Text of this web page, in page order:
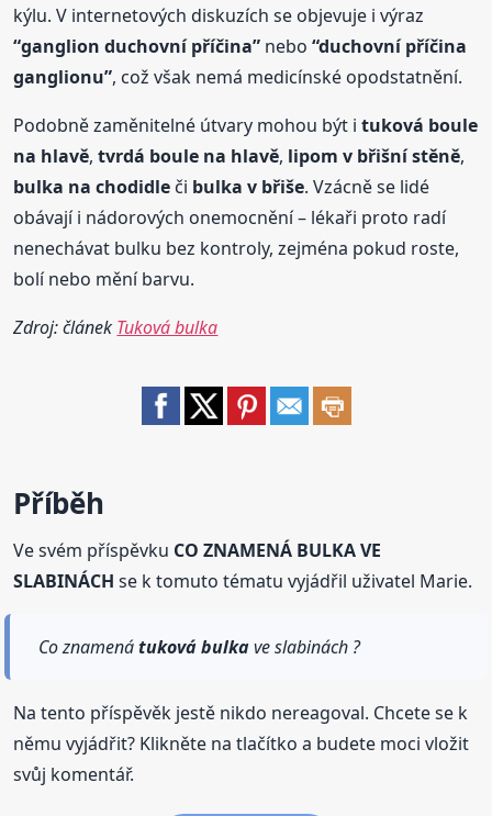
kýlu. V internetových diskuzích se objevuje i výraz
“ganglion duchovní příčina” nebo“duchovní příčina
ganglionu”, což však nemá medicínské opodstatnění.
Podobně zaměnitelné útvary mohou být ituková boule
na hlavě,tvrdá boule na hlavě, lipom v břišní stěně,
bulka na chodidle či bulka v břiše. Vzácně se lidé
obávají i nádorových onemocnění – lékaři proto radí
nenechávat bulku bez kontroly, zejména pokud roste,
bolí nebo mění barvu.
Zdroj: článek Tuková bulka
Příběh
Ve svém příspěvku CO ZNAMENÁ BULKA VE
SLABINÁCH se k tomuto tématu vyjádřil uživatel Marie.
Co znamenátuková bulkave slabinách ?
Na tento příspěvěk jestě nikdo nereagoval. Chcete se k
němu vyjádřit? Klikněte na tlačítko a budete moci vložit
svůj komentář.